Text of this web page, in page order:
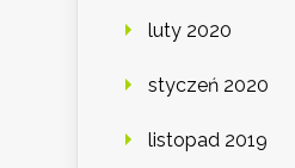
luty 2020
styczeń 2020
listopad 2019